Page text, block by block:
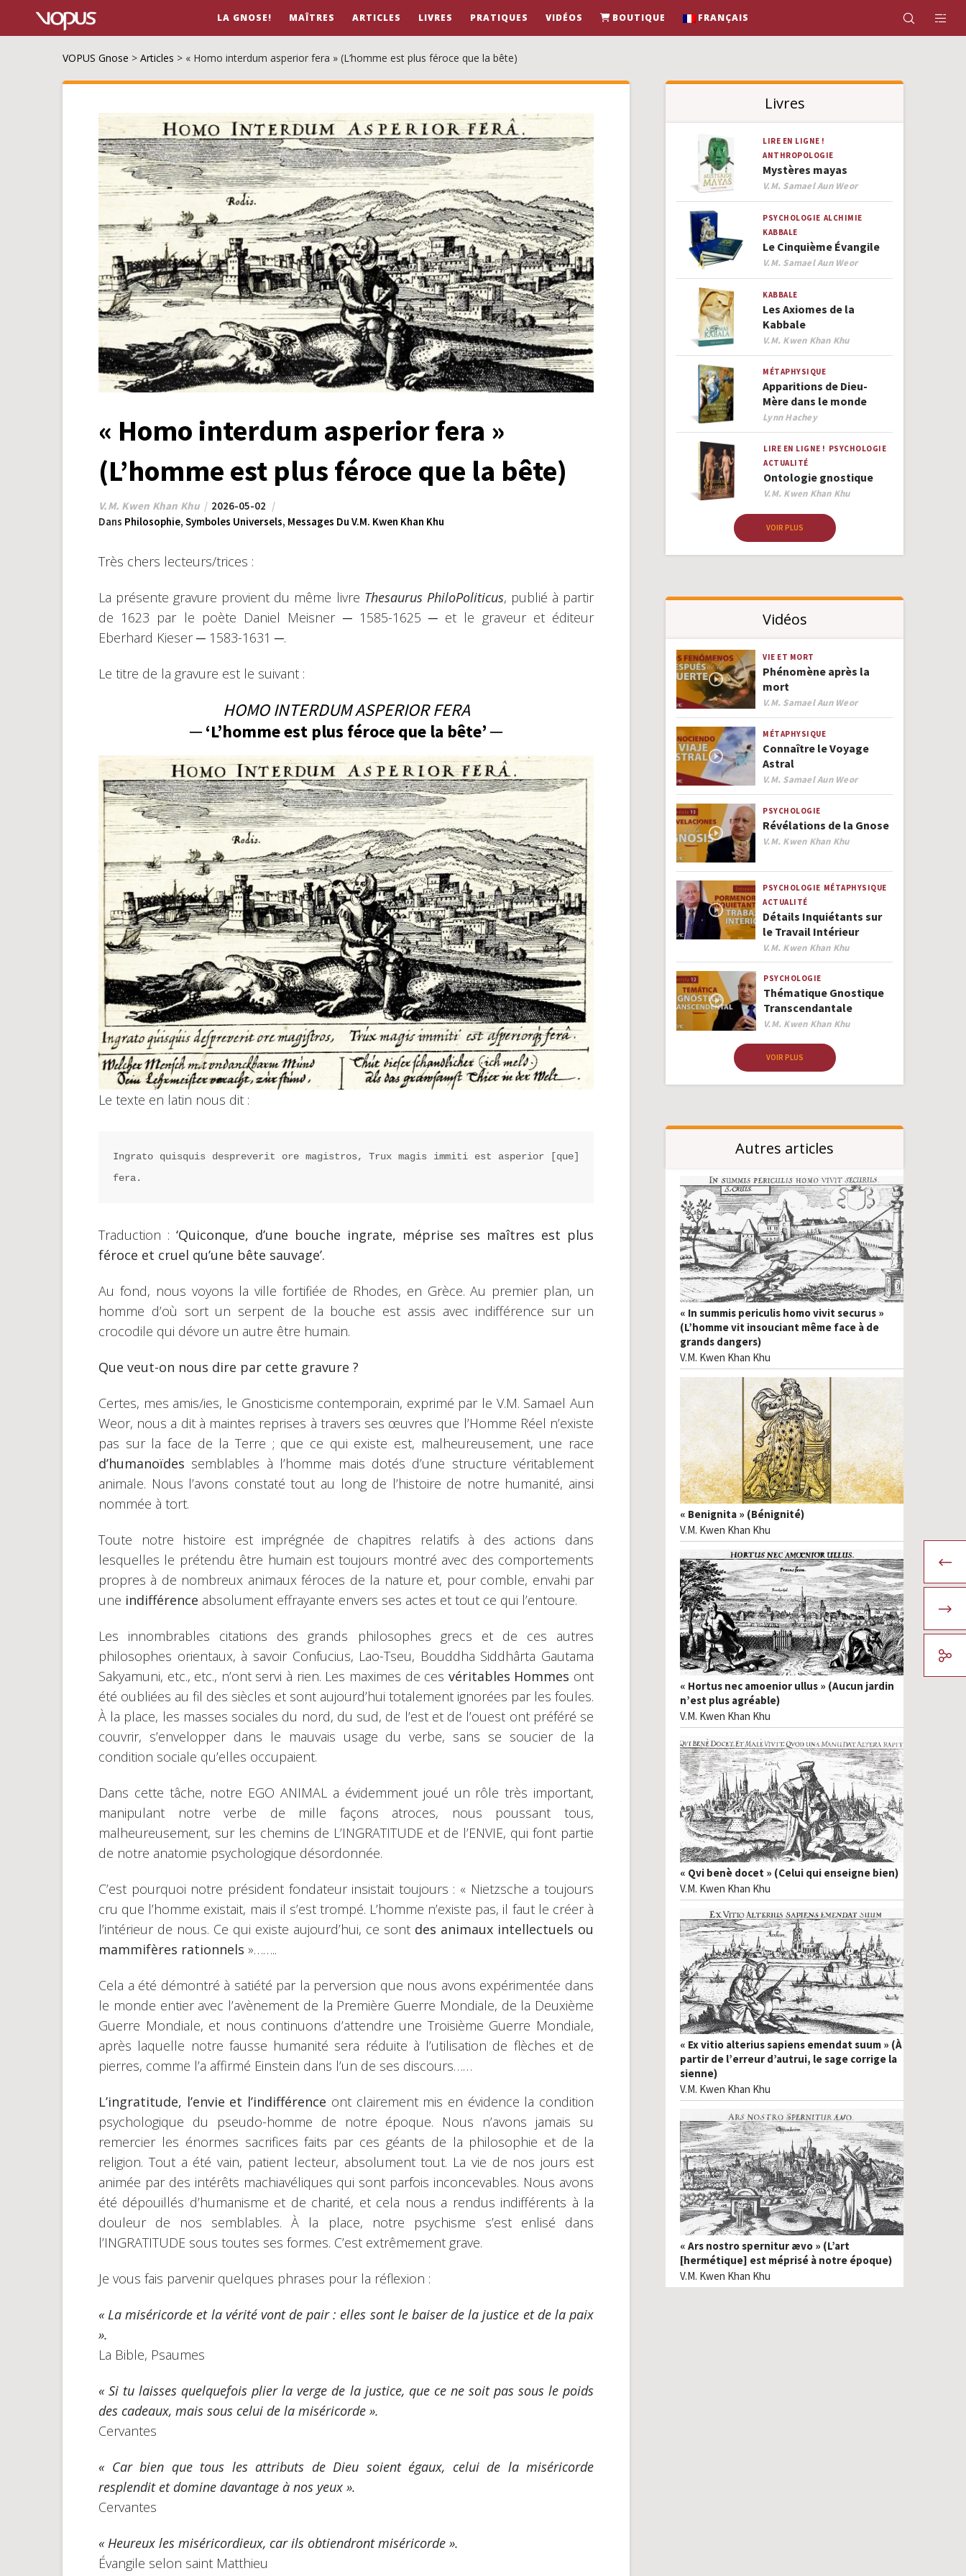
LA GNOSE! MAÎTRES ARTICLES LIVRES PRATIQUES VIDÉOS BOUTIQUE FRANÇAIS
VOPUS Gnose > Articles > « Homo interdum asperior fera » (L’homme est plus féroce que la bête)
« Homo interdum asperior fera »
(L’homme est plus féroce que la bête)
V.M. Kwen Khan Khu
2026-05-02
Dans Philosophie, Symboles Universels, Messages Du V.M. Kwen Khan Khu
Très chers lecteurs/trices :
La présente gravure provient du même livre Thesaurus PhiloPoliticus, publié à partir
de 1623 par le poète Daniel Meisner ─ 1585-1625 ─ et le graveur et éditeur
Eberhard Kieser ─ 1583-1631 ─.
Le titre de la gravure est le suivant :
HOMO INTERDUM ASPERIOR FERA
─ ‘L’homme est plus féroce que la bête’ ─
Le texte en latin nous dit :
Ingrato quisquis despreverit ore magistros, Trux magis immiti est asperior [que]
fera.
Traduction : ‘Quiconque, d’une bouche ingrate, méprise ses maîtres est plus
féroce et cruel qu’une bête sauvage’.
Au fond, nous voyons la ville fortifiée de Rhodes, en Grèce. Au premier plan, un
homme d’où sort un serpent de la bouche est assis avec indifférence sur un
crocodile qui dévore un autre être humain.
Que veut-on nous dire par cette gravure ?
Certes, mes amis/ies, le Gnosticisme contemporain, exprimé par le V.M. Samael Aun
Weor, nous a dit à maintes reprises à travers ses œuvres que l’Homme Réel n’existe
pas sur la face de la Terre ; que ce qui existe est, malheureusement, une race
d’humanoïdes semblables à l’homme mais dotés d’une structure véritablement
animale. Nous l’avons constaté tout au long de l’histoire de notre humanité, ainsi
nommée à tort.
Toute notre histoire est imprégnée de chapitres relatifs à des actions dans
lesquelles le prétendu être humain est toujours montré avec des comportements
propres à de nombreux animaux féroces de la nature et, pour comble, envahi par
une indifférence absolument effrayante envers ses actes et tout ce qui l’entoure.
Les innombrables citations des grands philosophes grecs et de ces autres
philosophes orientaux, à savoir Confucius, Lao-Tseu, Bouddha Siddhârta Gautama
Sakyamuni, etc., etc., n’ont servi à rien. Les maximes de ces véritables Hommes ont
été oubliées au fil des siècles et sont aujourd’hui totalement ignorées par les foules.
À la place, les masses sociales du nord, du sud, de l’est et de l’ouest ont préféré se
couvrir, s’envelopper dans le mauvais usage du verbe, sans se soucier de la
condition sociale qu’elles occupaient.
Dans cette tâche, notre EGO ANIMAL a évidemment joué un rôle très important,
manipulant notre verbe de mille façons atroces, nous poussant tous,
malheureusement, sur les chemins de L’INGRATITUDE et de l’ENVIE, qui font partie
de notre anatomie psychologique désordonnée.
C’est pourquoi notre président fondateur insistait toujours : « Nietzsche a toujours
cru que l’homme existait, mais il s’est trompé. L’homme n’existe pas, il faut le créer à
l’intérieur de nous. Ce qui existe aujourd’hui, ce sont des animaux intellectuels ou
mammifères rationnels »……..
Cela a été démontré à satiété par la perversion que nous avons expérimentée dans
le monde entier avec l’avènement de la Première Guerre Mondiale, de la Deuxième
Guerre Mondiale, et nous continuons d’attendre une Troisième Guerre Mondiale,
après laquelle notre fausse humanité sera réduite à l’utilisation de flèches et de
pierres, comme l’a affirmé Einstein dans l’un de ses discours……
L’ingratitude, l’envie et l’indifférence ont clairement mis en évidence la condition
psychologique du pseudo-homme de notre époque. Nous n’avons jamais su
remercier les énormes sacrifices faits par ces géants de la philosophie et de la
religion. Tout a été vain, patient lecteur, absolument tout. La vie de nos jours est
animée par des intérêts machiavéliques qui sont parfois inconcevables. Nous avons
été dépouillés d’humanisme et de charité, et cela nous a rendus indifférents à la
douleur de nos semblables. À la place, notre psychisme s’est enlisé dans
l’INGRATITUDE sous toutes ses formes. C’est extrêmement grave.
Je vous fais parvenir quelques phrases pour la réflexion :
« La miséricorde et la vérité vont de pair : elles sont le baiser de la justice et de la paix
».
La Bible, Psaumes
« Si tu laisses quelquefois plier la verge de la justice, que ce ne soit pas sous le poids
des cadeaux, mais sous celui de la miséricorde ».
Cervantes
« Car bien que tous les attributs de Dieu soient égaux, celui de la miséricorde
resplendit et domine davantage à nos yeux ».
Cervantes
« Heureux les miséricordieux, car ils obtiendront miséricorde ».
Évangile selon saint Matthieu
Livres
LIRE EN LIGNE !
ANTHROPOLOGIE
Mystères mayas
Author
V.M. Samael Aun Weor
PSYCHOLOGIE ALCHIMIE
KABBALE
Le Cinquième Évangile
Author
V.M. Samael Aun Weor
KABBALE
Les Axiomes de la
Kabbale
Author
V.M. Kwen Khan Khu
MÉTAPHYSIQUE
Apparitions de Dieu-
Mère dans le monde
Author
Lynn Hachey
LIRE EN LIGNE ! PSYCHOLOGIE
ACTUALITÉ
Ontologie gnostique
Author
V.M. Kwen Khan Khu
VOIR PLUS
Vidéos
VIE ET MORT
Phénomène après la
mort
Author
V.M. Samael Aun Weor
MÉTAPHYSIQUE
Connaître le Voyage
Astral
Author
V.M. Samael Aun Weor
PSYCHOLOGIE
Révélations de la Gnose
Author
V.M. Kwen Khan Khu
PSYCHOLOGIE MÉTAPHYSIQUE
ACTUALITÉ
Détails Inquiétants sur
le Travail Intérieur
Author
V.M. Kwen Khan Khu
PSYCHOLOGIE
Thématique Gnostique
Transcendantale
Author
V.M. Kwen Khan Khu
VOIR PLUS
Autres articles
« In summis periculis homo vivit securus »
(L’homme vit insouciant même face à de
grands dangers)
V.M. Kwen Khan Khu
« Benignita » (Bénignité)
V.M. Kwen Khan Khu
« Hortus nec amoenior ullus » (Aucun jardin
n’est plus agréable)
V.M. Kwen Khan Khu
« Qvi benè docet » (Celui qui enseigne bien)
V.M. Kwen Khan Khu
« Ex vitio alterius sapiens emendat suum » (À
partir de l’erreur d’autrui, le sage corrige la
sienne)
V.M. Kwen Khan Khu
« Ars nostro spernitur ævo » (L’art
[hermétique] est méprisé à notre époque)
V.M. Kwen Khan Khu